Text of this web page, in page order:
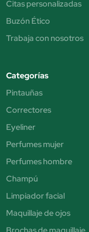
Citas personalizadas
Buzón Ético
Trabaja con nosotros
Categorías
Pintauñas
Correctores
Eyeliner
Perfumes mujer
Perfumes hombre
Champú
Limpiador facial
Maquillaje de ojos